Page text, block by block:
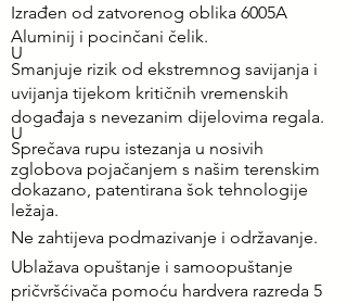
Izrađen od zatvorenog oblika 6005A
Aluminij i pocinčani čelik.
U
Smanjuje rizik od ekstremnog savijanja i
uvijanja tijekom kritičnih vremenskih
događaja s nevezanim dijelovima regala.
U
Sprečava rupu istezanja u nosivih
zglobova pojačanjem s našim terenskim
dokazano, patentirana šok tehnologije
ležaja.
Ne zahtijeva podmazivanje i održavanje.
Ublažava opuštanje i samoopuštanje
pričvršćivača pomoću hardvera razreda 5